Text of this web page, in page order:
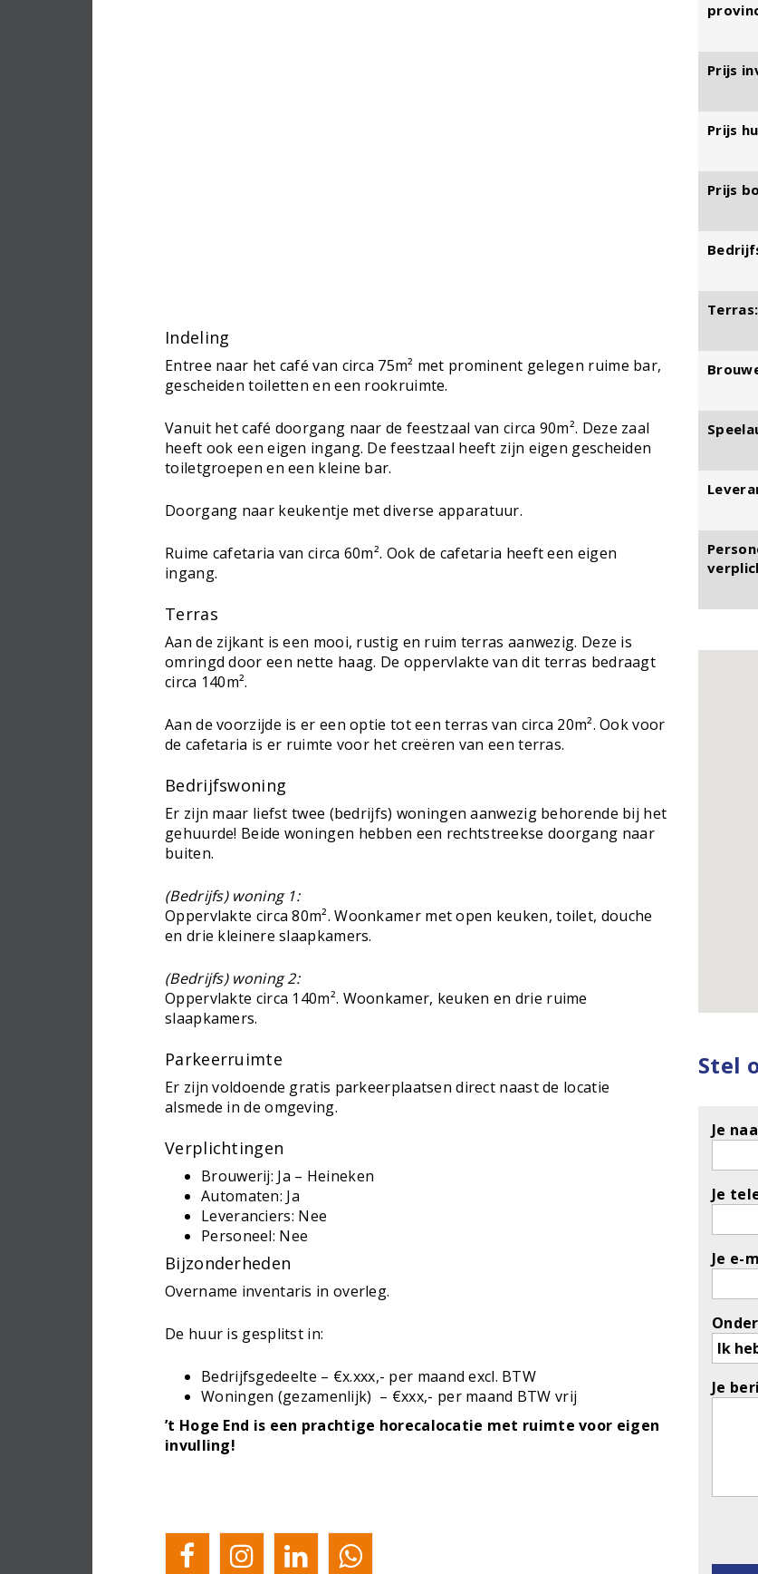
Indeling
Entree naar het café van circa 75m² met prominent gelegen ruime bar,
gescheiden toiletten en een rookruimte.
Vanuit het café doorgang naar de feestzaal van circa 90m². Deze zaal
heeft ook een eigen ingang. De feestzaal heeft zijn eigen gescheiden
toiletgroepen en een kleine bar.
Doorgang naar keukentje met diverse apparatuur.
Ruime cafetaria van circa 60m². Ook de cafetaria heeft een eigen
ingang.
Terras
Aan de zijkant is een mooi, rustig en ruim terras aanwezig. Deze is
omringd door een nette haag. De oppervlakte van dit terras bedraagt
circa 140m².
Aan de voorzijde is er een optie tot een terras van circa 20m². Ook voor
de cafetaria is er ruimte voor het creëren van een terras.
Bedrijfswoning
Er zijn maar liefst twee (bedrijfs) woningen aanwezig behorende bij het
gehuurde! Beide woningen hebben een rechtstreekse doorgang naar
buiten.
(Bedrijfs) woning 1:
Oppervlakte circa 80m². Woonkamer met open keuken, toilet, douche
en drie kleinere slaapkamers.
(Bedrijfs) woning 2:
Oppervlakte circa 140m². Woonkamer, keuken en drie ruime
slaapkamers.
Parkeerruimte
Er zijn voldoende gratis parkeerplaatsen direct naast de locatie
alsmede in de omgeving.
Verplichtingen
Brouwerij: Ja – Heineken
Automaten: Ja
Leveranciers: Nee
Personeel: Nee
Bijzonderheden
Overname inventaris in overleg.
De huur is gesplitst in:
Bedrijfsgedeelte – €x.xxx,- per maand excl. BTW
Woningen (gezamenlijk) – €xxx,- per maand BTW vrij
’t Hoge End is een prachtige horecalocatie met ruimte voor eigen
invulling!
Prijs
Prijs
Prijs
Terras:
Stel
Je
Je
Je e-
Je